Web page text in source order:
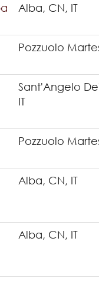
Alba, CN, IT
Pozzuolo
Sant'Angelo
IT
Pozzuolo
Alba, CN, IT
Alba, CN, IT